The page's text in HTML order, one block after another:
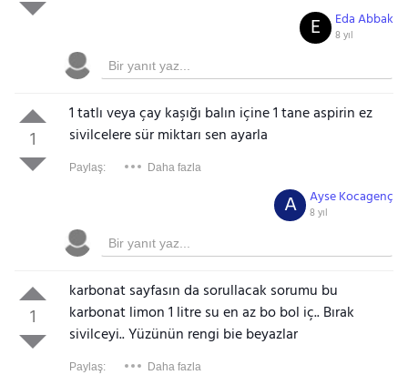
Eda Abbak
8 yıl
E
1
1 tatlı veya çay kaşığı balın içine 1 tane aspirin ez
sivilcelere sür miktarı sen ayarla
Paylaş: Daha fazla
Ayse Kocagenç
8 yıl
A
1
karbonat sayfasın da sorullacak sorumu bu
karbonat limon 1 litre su en az bo bol iç.. Bırak
sivilceyi.. Yüzünün rengi bie beyazlar
Paylaş: Daha fazla